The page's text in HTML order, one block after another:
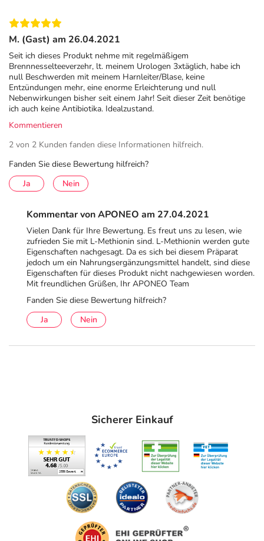
M. (Gast) am 26.04.2021
Seit ich dieses Produkt nehme mit regelmäßigem
Brennnesselteeverzehr, lt. meinem Urologen 3xtäglich, habe ich
null Beschwerden mit meinem Harnleiter/Blase, keine
Entzündungen mehr, eine enorme Erleichterung und null
Nebenwirkungen bisher seit einem Jahr! Seit dieser Zeit benötige
ich auch keine Antibiotika. Idealzustand.
Kommentieren
2 von 2 Kunden fanden diese Informationen hilfreich.
Fanden Sie diese Bewertung hilfreich?
Ja
Nein
Kommentar von APONEO am 27.04.2021
Vielen Dank für Ihre Bewertung. Es freut uns zu lesen, wie
zufrieden Sie mit L-Methionin sind. L-Methionin werden gute
Eigenschaften nachgesagt. Da es sich bei diesem Präparat
jedoch um ein Nahrungsergänzungsmittel handelt, sind diese
Eigenschaften für dieses Produkt nicht nachgewiesen worden.
Mit freundlichen Grüßen, Ihr APONEO Team
Fanden Sie diese Bewertung hilfreich?
Ja
Nein
Sicherer Einkauf